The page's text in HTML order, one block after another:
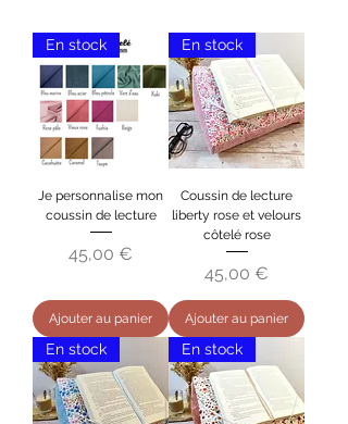
En stock
Je personnalise mon
coussin de lecture
Prix
45,00 €
Ajouter au panier
En stock
Coussin de lecture
liberty rose et velours
côtelé rose
Prix
45,00 €
Ajouter au panier
En stock En stock